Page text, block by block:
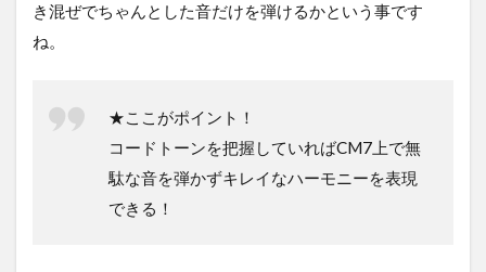
き混ぜでちゃんとした音だけを弾けるかという事です
ね。
★ここがポイント！
コードトーンを把握していればCM7上で無
駄な音を弾かずキレイなハーモニーを表現
できる！